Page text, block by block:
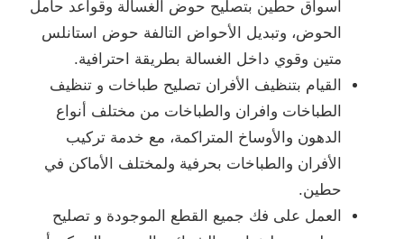
اسواق حطين بتصليح حوض الغسالة وقواعد حامل
الحوض، وتبديل الأحواض التالفة حوض استانلس
متين وقوي داخل الغسالة بطريقة احترافية.
القيام بتنظيف الأفران تصليح طباخات و تنظيف
الطباخات وافران والطباخات من مختلف أنواع
الدهون والأوساخ المتراكمة، مع خدمة تركيب
الأفران والطباخات بحرفية ولمختلف الأماكن في
حطين.
العمل على فك جميع القطع الموجودة و تصليح